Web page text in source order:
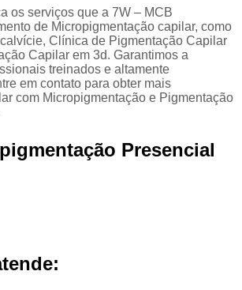
Micropigmentação Cabelo
Micropigmentação Cabelo
Micropigmentação
Micropigmentação Capilar Cabelo
Micropigmentação Capilar
Micropigmentação Capilar Fio
os serviços que a 7W – MCB
de Micropigmentação capilar, como
Clínica de Pigmentação Capilar
Capilar em 3d. Garantimos a
treinados e altamente
em contato para obter mais
com Micropigmentação e Pigmentação
Presencial